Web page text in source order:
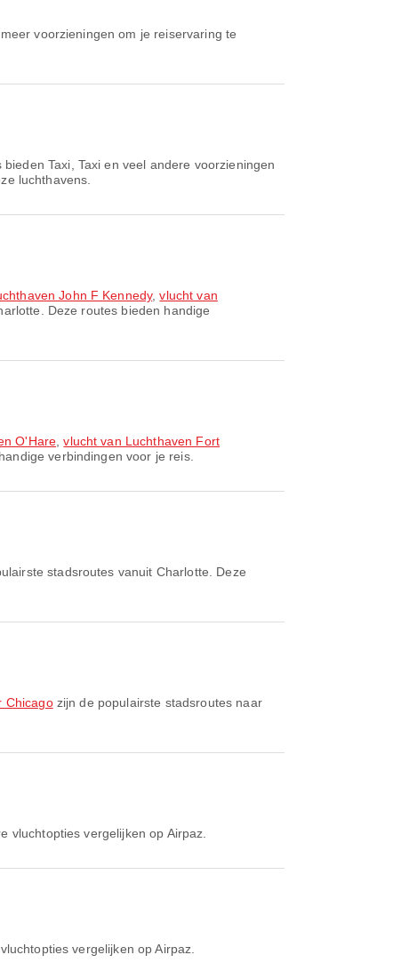
voorzieningen om je reiservaring te
Taxi, Taxi en veel andere voorzieningen
luchthavens.
John F Kennedy,vlucht van
Deze routes bieden handige
O'Hare ,vlucht van Luchthaven Fort
verbindingen voor je reis.
stadsroutes vanuit Charlotte. Deze
Chicagozijn de populairste stadsroutes naar
vluchtopties vergelijken op Airpaz.
vergelijken op Airpaz.